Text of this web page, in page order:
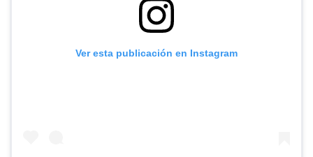
Ver esta publicación en Instagram